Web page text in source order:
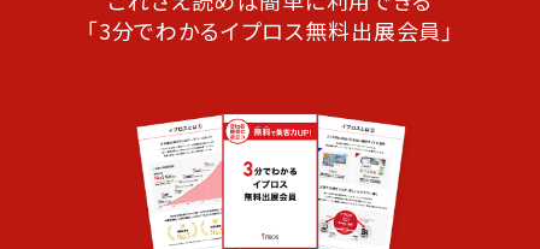
「3分でわかるイプロス無料出展会員」